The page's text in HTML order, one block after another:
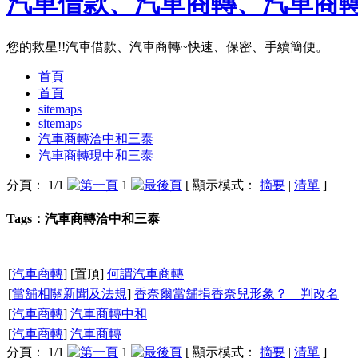
您的救星!!汽車借款、汽車商轉~快速、保密、手續簡便。
首頁
首頁
sitemaps
sitemaps
汽車商轉洽中和三泰
汽車商轉現中和三泰
分頁： 1/1 1 [ 顯示模式： 摘要 | 清單 ]
Tags：汽車商轉洽中和三泰
[汽車商轉] [置頂] 何謂汽車商轉
[當舖相關新聞及法規] 香奈爾當舖損香奈兒形象？ 判改名
[汽車商轉] 汽車商轉中和
[汽車商轉] 汽車商轉
分頁： 1/1
1 [ 顯示模式： 摘要 | 清單 ]